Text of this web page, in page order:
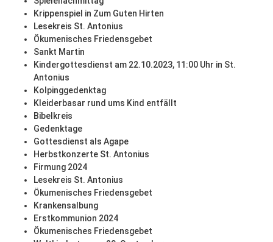
Krippenspiel in Zum Guten Hirten
Lesekreis St. Antonius
Ökumenisches Friedensgebet
Sankt Martin
Kindergottesdienst am 22.10.2023, 11:00 Uhr in St.
Antonius
Kolpinggedenktag
Kleiderbasar rund ums Kind entfällt
Bibelkreis
Gedenktage
Gottesdienst als Agape
Herbstkonzerte St. Antonius
Firmung 2024
Lesekreis St. Antonius
Ökumenisches Friedensgebet
Krankensalbung
Erstkommunion 2024
Ökumenisches Friedensgebet